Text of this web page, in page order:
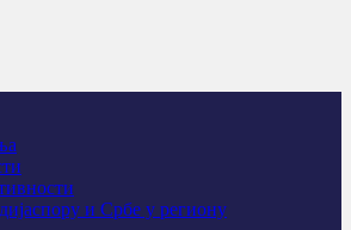
и Србе у региону